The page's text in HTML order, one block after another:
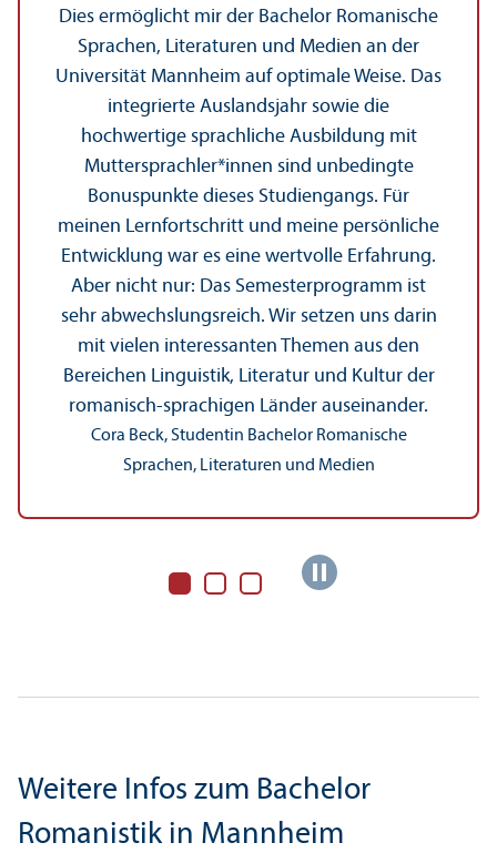
Dies ermöglicht mir der Bachelor Romanische
Sprachen, Literaturen und Medien an der
Universität Mannheim auf optimale Weise. Das
integrierte Auslands­jahr sowie die
hochwertige sprach­liche Ausbildung mit
Muttersprach­ler*innen sind unbedingte
Bonuspunkte dieses Studien­gangs. Für
meinen Lernfortschritt und meine persönliche
Entwicklung war es eine wertvolle Erfahrung.
Aber nicht nur: Das Semester­programm ist
sehr abwechslungs­reich. Wir setzen uns darin
mit vielen interessanten Themen aus den
Bereichen Linguistik, Literatur und Kultur der
romanisch-sprach­igen Länder auseinander.
Cora Beck, Studentin Bachelor Romanische
Sprachen, Literaturen und Medien
Weitere Infos zum Bachelor
Romanistik in Mannheim